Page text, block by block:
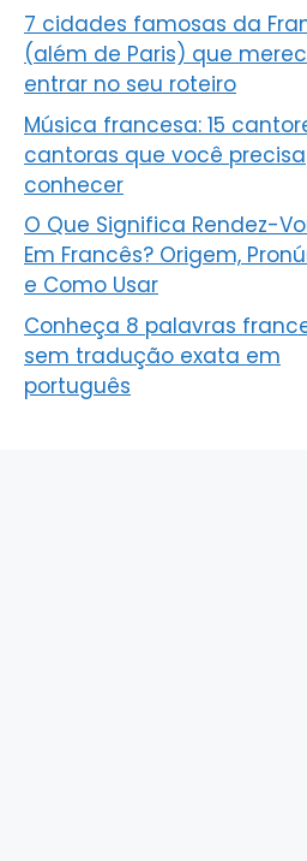
7 cidades famosas da
(além de Paris) que
entrar no seu roteiro
Música francesa: 15
cantoras que você precisa
conhecer
O Que Significa Rendez-
Em Francês? Origem,
e Como Usar
Conheça 8 palavras
sem tradução exata em
português